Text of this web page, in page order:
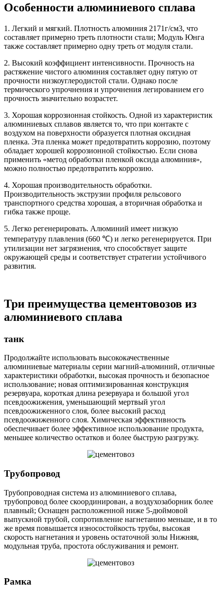
Особенности алюминиевого сплава
1. Легкий и мягкий. Плотность алюминия 2171г/см3, что
составляет примерно треть плотности стали; Модуль Юнга
также составляет примерно одну треть от модуля стали.
2. Высокий коэффициент интенсивности. Прочность на
растяжение чистого алюминия составляет одну пятую от
прочности низкоуглеродистой стали. Однако после
термического упрочнения и упрочнения легированием его
прочность значительно возрастет.
3. Хорошая коррозионная стойкость. Одной из характеристик
алюминиевых сплавов является то, что при контакте с
воздухом на поверхности образуется плотная оксидная
пленка. Эта пленка может предотвратить коррозию, поэтому
обладает хорошей коррозионной стойкостью. Если снова
применить «метод обработки пленкой оксида алюминия»,
можно полностью предотвратить коррозию.
4. Хорошая производительность обработки.
Производительность экструзии профиля рельсового
транспортного средства хорошая, а вторичная обработка и
гибка также проще.
5. Легко регенерировать. Алюминий имеет низкую
температуру плавления (660 ℃) и легко регенерируется. При
утилизации нет загрязнения, что способствует защите
окружающей среды и соответствует стратегии устойчивого
развития.
Три преимущества цементовозов из
алюминиевого сплава
танк
Продолжайте использовать высококачественные
алюминиевые материалы серии магний-алюминий, отличные
характеристики обработки, высокая прочность и безопасное
использование; новая оптимизированная конструкция
резервуара, короткая длина резервуара и большой угол
псевдоожижения, уменьшающий мертвый угол
псевдоожиженного слоя, более высокий расход
псевдоожиженного слоя. Химическая эффективность
обеспечивает более эффективное использование продукта,
меньшее количество остатков и более быструю разгрузку.
Трубопровод
Трубопроводная система из алюминиевого сплава,
трубопровод более скоординирован, а воздухозаборник более
плавный; Оснащен расположенной ниже 5-дюймовой
выпускной трубой, сопротивление нагнетанию меньше, и в то
же время повышается износостойкость трубы, высокая
скорость нагнетания и уровень остаточной золы Нижняя,
модульная труба, простота обслуживания и ремонт.
Рамка